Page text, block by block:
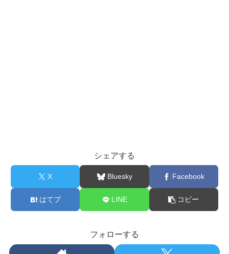
シェアする
X Bluesky Facebook
はてブ LINE コピー
フォローする